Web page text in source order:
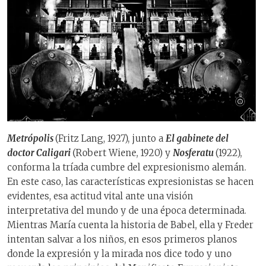
Metrópolis(Fritz Lang, 1927), junto a El gabinete del
doctor Caligari(Robert Wiene, 1920) y Nosferatu(1922),
conforma la tríada cumbre del expresionismo alemán.
En este caso, las características expresionistas se hacen
evidentes, esa actitud vital ante una visión
interpretativa del mundo y de una época determinada.
Mientras María cuenta la historia de Babel, ella y Freder
intentan salvar a los niños, en esos primeros planos
donde la expresión y la mirada nos dice todo y uno